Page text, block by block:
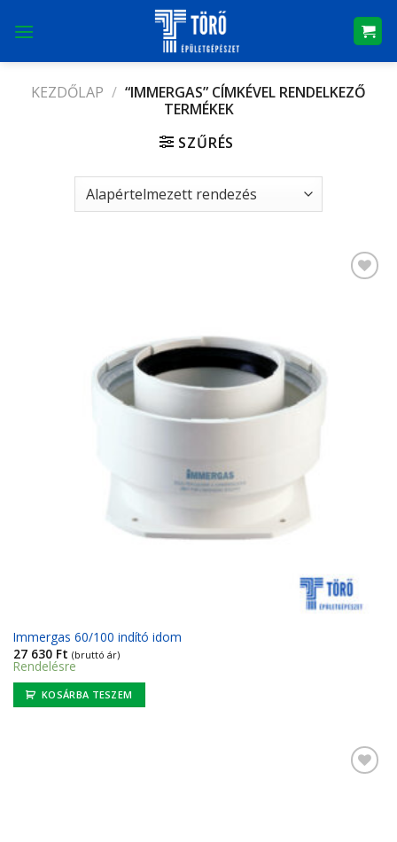
KEZDŐLAP / “IMMERGAS” CÍMKÉVEL RENDELKEZŐ
TERMÉKEK
SZŰRÉS
Immergas 60/100 indító idom
27 630 Ft (bruttó ár)
Rendelésre
KOSÁRBA TESZEM